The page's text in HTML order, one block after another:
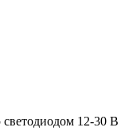
12-30 В